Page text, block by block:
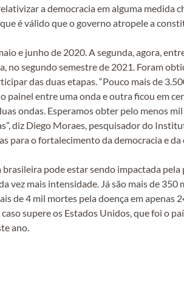
a democracia em alguma medida
é válido que o governo atropele a
e junho de 2020. A segunda, agora,
no segundo semestre de 2021. Foram
das duas etapas. “Pouco mais de
entre uma onda e outra ficou em
ondas. Esperamos obter pelo menos
diz Diego Moraes, pesquisador do
para o fortalecimento da democracia e
pode estar sendo impactada
vez mais intensidade. Já são mais de
de 4 mil mortes pela doença em apenas
supere os Estados Unidos, que foi o
ano.